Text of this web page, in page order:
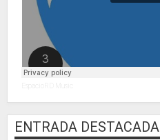
EspacioRD Music
ENTRADA DESTACADA